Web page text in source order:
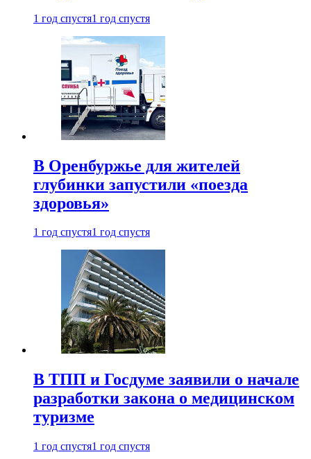
1 год спустя1 год спустя
В Оренбуржье для жителей
глубинки запустили «поезда
здоровья»
1 год спустя1 год спустя
В ТПП и Госдуме заявили о начале
разработки закона о медицинском
туризме
1 год спустя1 год спустя